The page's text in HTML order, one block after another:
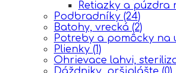
Retiazky a púzdra
Podbradníky (24)
Batohy, vrecká (2)
Potreby a pomôcky na
Plienky (1)
Ohrievace lahvi,